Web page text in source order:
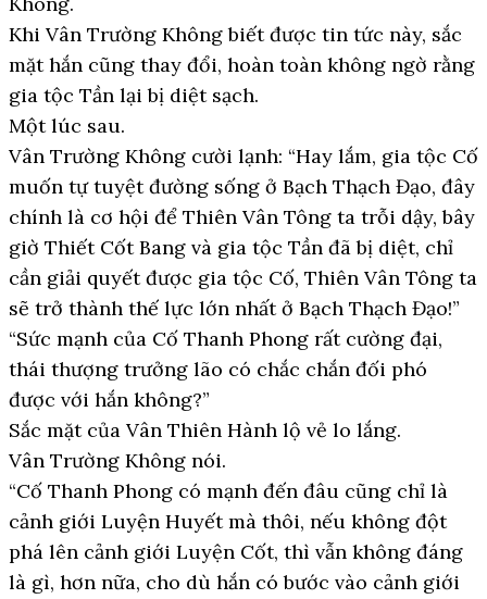
Khi Vân Trường Không biết được tin tức này, sắc
mặt hắn cũng thay đổi, hoàn toàn không ngờ rằng
gia tộc Tần lại bị diệt sạch.
Một lúc sau.
Vân Trường Không cười lạnh: “Hay lắm, gia tộc Cố
muốn tự tuyệt đường sống ở Bạch Thạch Đạo, đây
chính là cơ hội để Thiên Vân Tông ta trỗi dậy, bây
giờ Thiết Cốt Bang và gia tộc Tần đã bị diệt, chỉ
cần giải quyết được gia tộc Cố, Thiên Vân Tông ta
sẽ trở thành thế lực lớn nhất ở Bạch Thạch Đạo!”
“Sức mạnh của Cố Thanh Phong rất cường đại,
thái thượng trưởng lão có chắc chắn đối phó
được với hắn không?”
Sắc mặt của Vân Thiên Hành lộ vẻ lo lắng.
Vân Trường Không nói.
“Cố Thanh Phong có mạnh đến đâu cũng chỉ là
cảnh giới Luyện Huyết mà thôi, nếu không đột
phá lên cảnh giới Luyện Cốt, thì vẫn không đáng
là gì, hơn nữa, cho dù hắn có bước vào cảnh giới